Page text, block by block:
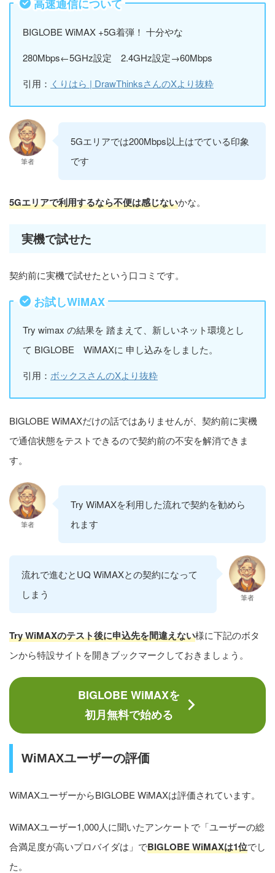
高速通信について
BIGLOBE WiMAX +5G着弾！ 十分やな
280Mbps←5GHz設定 2.4GHz設定→60Mbps
引用： くりはら | DrawThinksさんのXより抜粋
筆者
5Gエリアでは200Mbps以上はでている印象
です
5Gエリアで利用するなら不便は感じないかな。
実機で試せた
契約前に実機で試せたという口コミです。
お試しWiMAX
Try wimax の結果を 踏まえて、新しいネット環境とし
て BIGLOBE WiMAXに 申し込みをしました。
引用： ボックスさんのXより抜粋
BIGLOBE WiMAXだけの話ではありませんが、契約前に実機
で通信状態をテストできるので契約前の不安を解消できま
す。
筆者
Try WiMAXを利用した流れで契約を勧めら
れます
流れで進むとUQ WiMAXとの契約になって
しまう
筆者
Try WiMAXのテスト後に申込先を間違えない様に下記のボタ
ンから特設サイトを開きブックマークしておきましょう。
BIGLOBE WiMAXを
初月無料で始める
WiMAXユーザーの評価
WiMAXユーザーからBIGLOBE WiMAXは評価されています。
WiMAXユーザー1,000人に聞いたアンケートで「ユーザーの総
合満足度が高いプロバイダは」でBIGLOBE WiMAXは1位でし
た。